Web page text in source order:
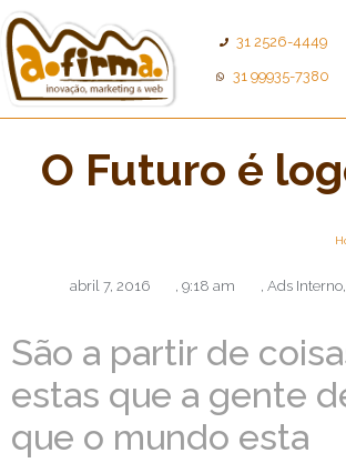
31 2526-4449
31 99935-7380
O Futuro é
abril 7, 2016 , 9:18 am , Ads Interno,
São a partir de
estas que a gente
que o mundo esta